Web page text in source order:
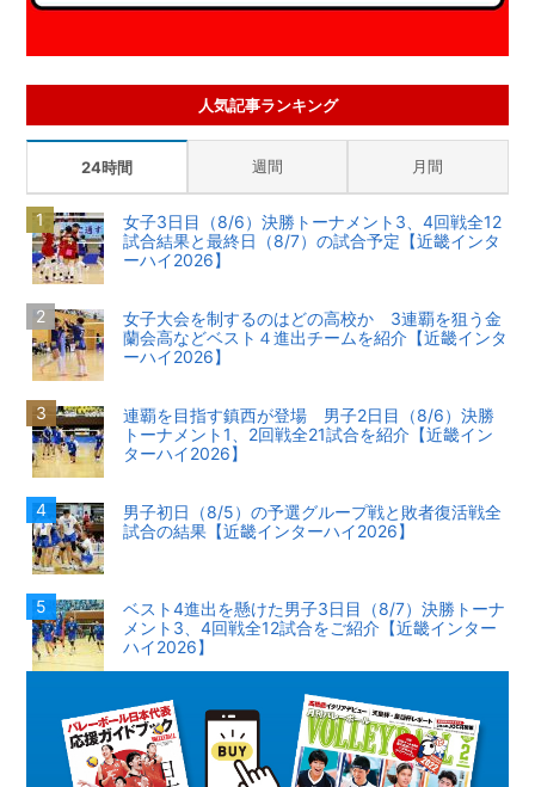
人気記事ランキング
24時間 週間 月間
女子3日目（8/6）決勝トーナメント3、4回戦全12
試合結果と最終日（8/7）の試合予定【近畿インタ
ーハイ2026】
女子大会を制するのはどの高校か 3連覇を狙う金
蘭会高などベスト４進出チームを紹介【近畿インタ
ーハイ2026】
連覇を目指す鎮西が登場 男子2日目（8/6）決勝
トーナメント1、2回戦全21試合を紹介【近畿イン
ターハイ2026】
男子初日（8/5）の予選グループ戦と敗者復活戦全
試合の結果【近畿インターハイ2026】
ベスト4進出を懸けた男子3日目（8/7）決勝トーナ
メント3、4回戦全12試合をご紹介【近畿インター
ハイ2026】